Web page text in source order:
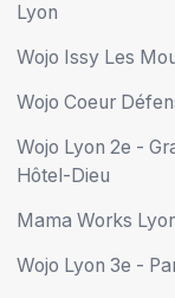
Lyon
Wojo Issy Les
Wojo Coeur
Wojo Lyon 2e -
Hôtel-Dieu
Mama Works
Wojo Lyon 3e -